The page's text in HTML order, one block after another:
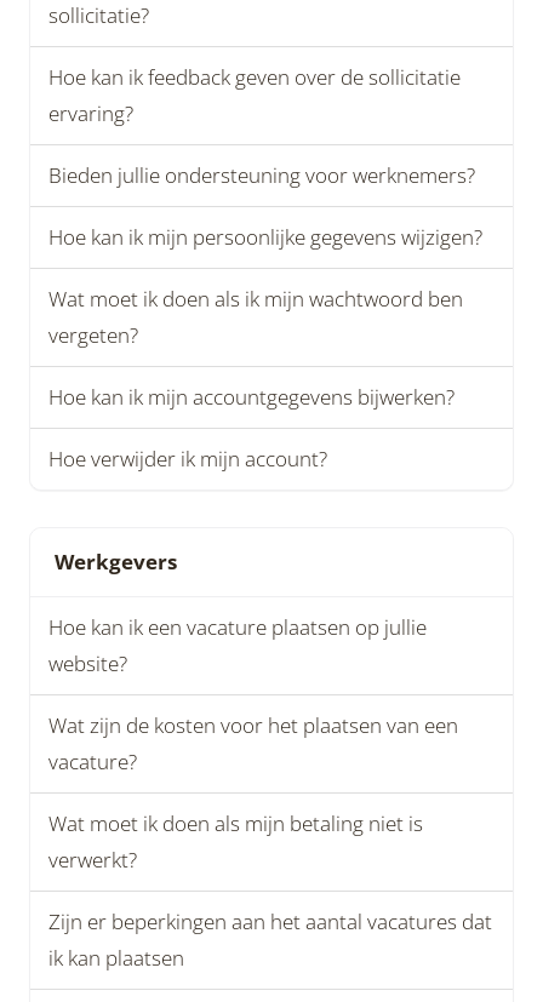
sollicitatie?
Hoe kan ik feedback geven over de sollicitatie
ervaring?
Bieden jullie ondersteuning voor werknemers?
Hoe kan ik mijn persoonlijke gegevens wijzigen?
Wat moet ik doen als ik mijn wachtwoord ben
vergeten?
Hoe kan ik mijn accountgegevens bijwerken?
Hoe verwijder ik mijn account?
Werkgevers
Hoe kan ik een vacature plaatsen op jullie
website?
Wat zijn de kosten voor het plaatsen van een
vacature?
Wat moet ik doen als mijn betaling niet is
verwerkt?
Zijn er beperkingen aan het aantal vacatures dat
ik kan plaatsen